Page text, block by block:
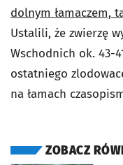
dolnym łamaczem,
Ustalili, że zwierzę
Wschodnich ok. 43-
ostatniego
na łamach
ZOBACZ